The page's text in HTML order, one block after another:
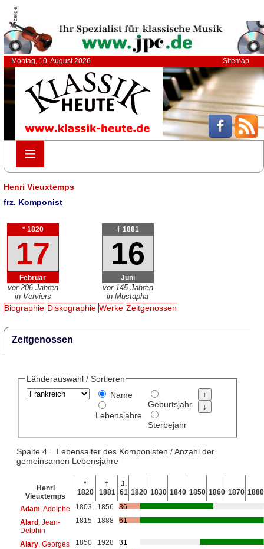
Anzeige
Montag, 10. August 2026 Sitemap
≡
≡
Henri Vieuxtemps
frz. Komponist
* 1820
17
Februar
vor 206 Jahren
in Verviers
† 1881
16
Juni
vor 145 Jahren
in Mustapha
Biographie Diskographie Werke Zeitgenossen
Zeitgenossen
Länderauswahl / Sortieren
Name
Lebensjahre
Geburtsjahr
Sterbejahr
Spalte 4 = Lebensalter des Komponisten / Anzahl der
gemeinsamen Lebensjahre
Henri
Vieuxtemps
*
1820
†
1881
J.
61 1820 1830 1840 1850 1860 1870 1880
Adam , Adolphe 1803 1856
36
Alard, Jean-
Delphin
1815 1888 61
Alary, Georges 1850 1928
31